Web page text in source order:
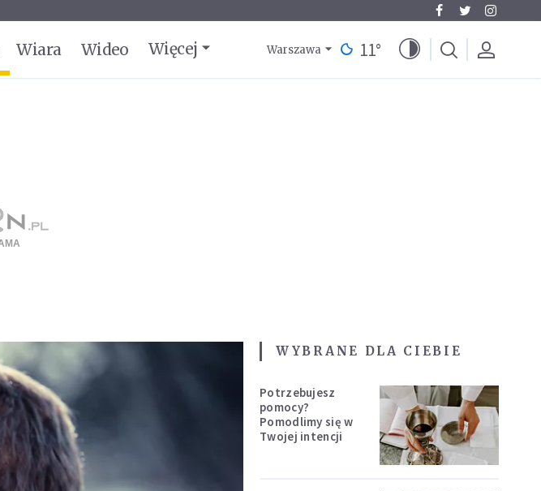
Wiara Wideo Więcej Warszawa 11°
WYBRANE DLA CIEBIE
Potrzebujesz
pomocy?
Pomodlimy się w
Twojej intencji